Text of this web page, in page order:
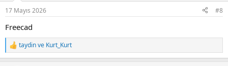
17 Mayıs 2026 #8
Freecad
R
e
taydinve Kurt_Kurt